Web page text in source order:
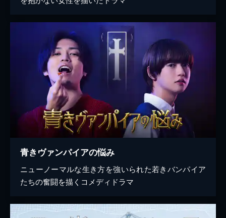
青きヴァンパイアの悩み
ニューノーマルな生き方を強いられた若きバンパイア
たちの奮闘を描くコメディドラマ